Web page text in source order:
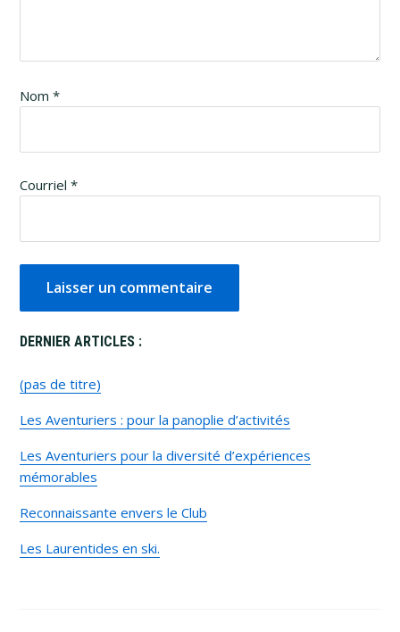
Nom*
Courriel*
Primary
Sidebar
DERNIER ARTICLES :
(pas de titre)
Les Aventuriers : pour la panoplie d’activités
Les Aventuriers pour la diversité d’expériences
mémorables
Reconnaissante envers le Club
Les Laurentides en ski.